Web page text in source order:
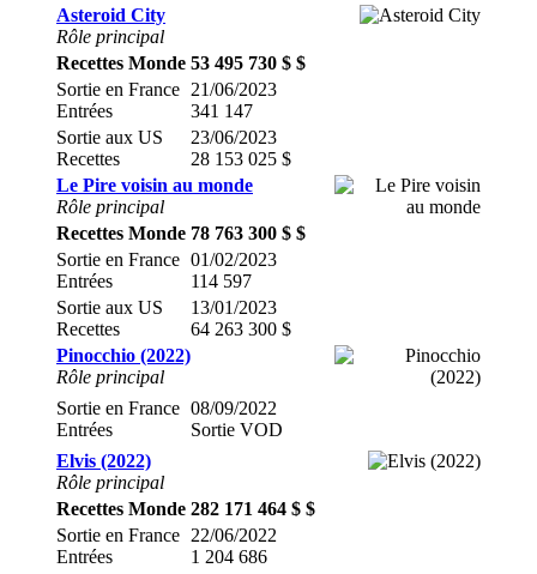
Asteroid City
Rôle principal
Recettes Monde 53 495 730 $ $
Sortie en France
Entrées
21/06/2023
341 147
Sortie aux US
Recettes
23/06/2023
28 153 025 $
Le Pire voisin au monde
Rôle principal
Recettes Monde 78 763 300 $ $
Sortie en France
Entrées
01/02/2023
114 597
Sortie aux US
Recettes
13/01/2023
64 263 300 $
Pinocchio (2022)
Rôle principal
Sortie en France
Entrées
08/09/2022
Sortie VOD
Elvis (2022)
Rôle principal
Recettes Monde 282 171 464 $ $
Sortie en France
Entrées
22/06/2022
1 204 686